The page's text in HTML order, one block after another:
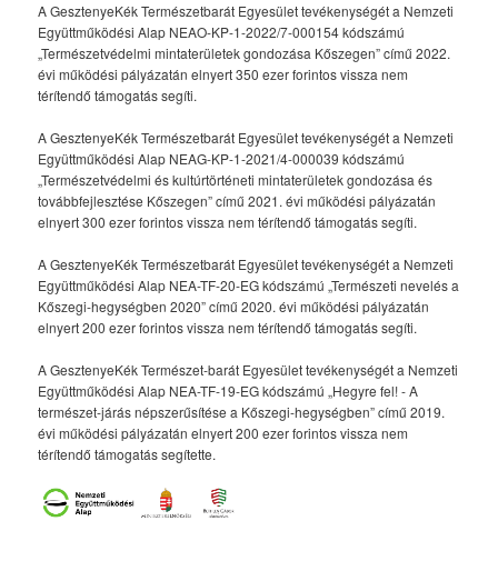
A GesztenyeKék Természetbarát Egyesület tevékenységét a Nemzeti
Együttműködési Alap NEAO-KP-1-2022/7-000154 kódszámú
„Természetvédelmi mintaterületek gondozása Kőszegen” című 2022.
évi működési pályázatán elnyert 350 ezer forintos vissza nem
térítendő támogatás segíti.
A GesztenyeKék Természetbarát Egyesület tevékenységét a Nemzeti
Együttműködési Alap NEAG-KP-1-2021/4-000039 kódszámú
„Természetvédelmi és kultúrtörténeti mintaterületek gondozása és
továbbfejlesztése Kőszegen” című 2021. évi működési pályázatán
elnyert 300 ezer forintos vissza nem térítendő támogatás segíti.
A GesztenyeKék Természetbarát Egyesület tevékenységét a Nemzeti
Együttműködési Alap NEA-TF-20-EG kódszámú „Természeti nevelés a
Kőszegi-hegységben 2020” című 2020. évi működési pályázatán
elnyert 200 ezer forintos vissza nem térítendő támogatás segíti.
A GesztenyeKék Természet-barát Egyesület tevékenységét a Nemzeti
Együttműködési Alap NEA-TF-19-EG kódszámú „Hegyre fel! - A
természet-járás népszerűsítése a Kőszegi-hegységben” című 2019.
évi működési pályázatán elnyert 200 ezer forintos vissza nem
térítendő támogatás segítette.